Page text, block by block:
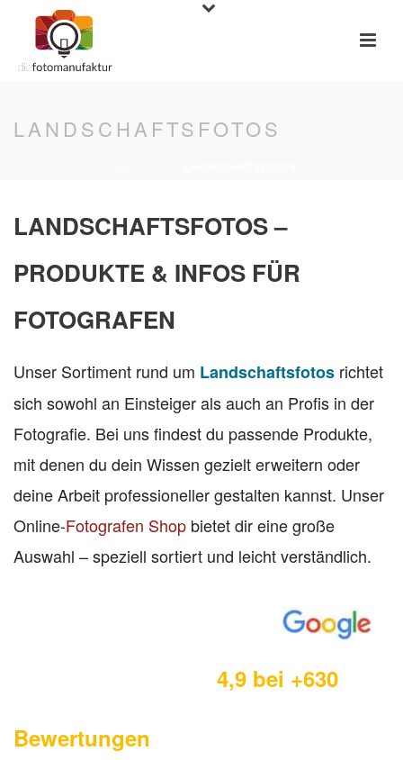
LANDSCHAFTSFOTOS
LANDSCHAFTSFOTOS –
PRODUKTE & INFOS FÜR
FOTOGRAFEN
Unser Sortiment rund um Landschaftsfotos richtet
sich sowohl an Einsteiger als auch an Profis in der
Fotografie. Bei uns findest du passende Produkte,
mit denen du dein Wissen gezielt erweitern oder
deine Arbeit professioneller gestalten kannst. Unser
Online-Fotografen Shop bietet dir eine große
Auswahl – speziell sortiert und leicht verständlich.
4,9 bei +630
Bewertungen